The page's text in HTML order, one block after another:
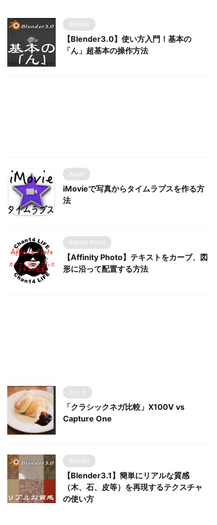
Blender
【Blender3.0】使い方入門！基本の
「ん」超基本の操作方法
Apple
iMovieで写真からタイムラプスを作る方
法
Affinity Photo
【Affinity Photo】テキストをカーブ、図
形に沿って配置する方法
カメラ
「クラシックネガ比較」X100V vs
Capture One
Blender
【Blender3.1】簡単にリアルな質感
（木、石、皮等）を再現するテクスチャ
の使い方